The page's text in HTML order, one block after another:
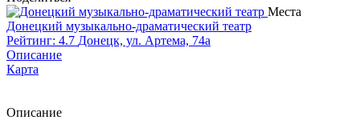
Места
Донецкий музыкально-драматический театр
Рейтинг: 4.7 Донецк, ул. Артема, 74а
Описание
Карта
Описание